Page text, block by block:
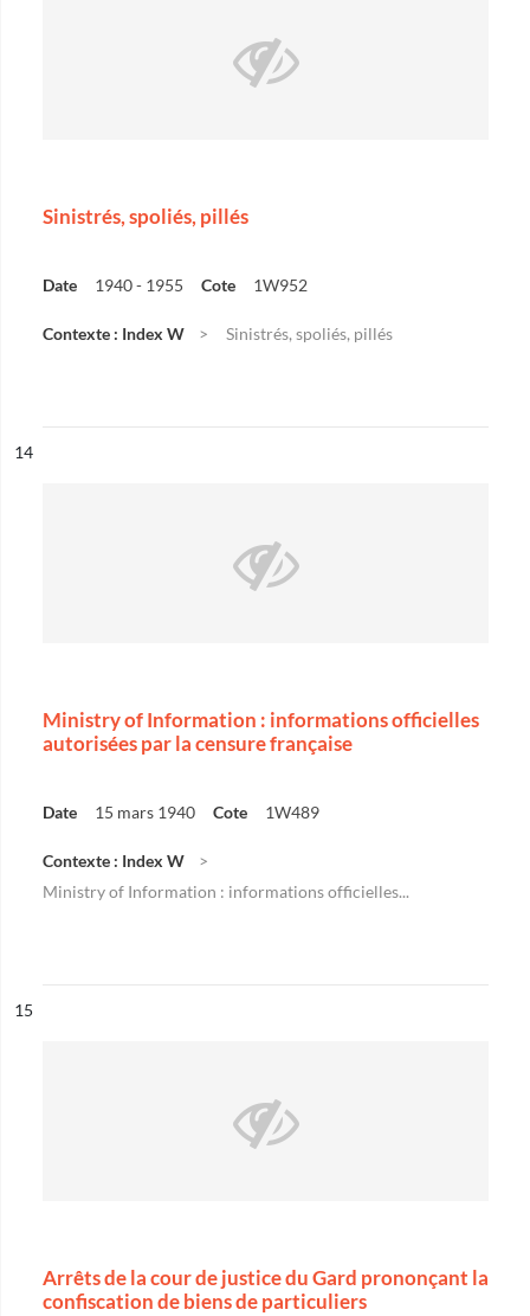
Sinistrés, spoliés, pillés
Date 1940 - 1955 Cote 1W952
Contexte : Index W Sinistrés, spoliés, pillés
n°
14
Ministry of Information : informations officielles
autorisées par la censure française
Date 15 mars 1940 Cote 1W489
Contexte : Index W
Ministry of Information : informations officielles...
n°
15
Arrêts de la cour de justice du Gard prononçant la
confiscation de biens de particuliers